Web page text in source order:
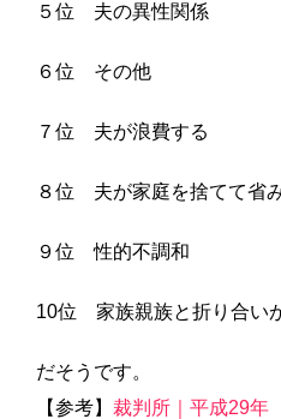
５位 夫の異性関係
６位 その他
７位 夫が浪費する
８位 夫が家庭を捨てて省
９位 性的不調和
10位 家族親族と折り合い
だそうです。
【参考】 裁判所｜平成29